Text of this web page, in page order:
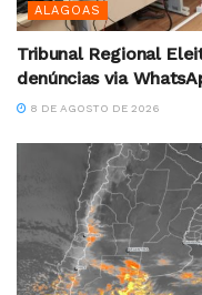
ALAGOAS
Tribunal Regional
denúncias via
8 DE AGOSTO DE 2026